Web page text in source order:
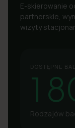
E-skierowanie
partnerskie,
wizyty
DOSTĘPNE
1
Rodzajów